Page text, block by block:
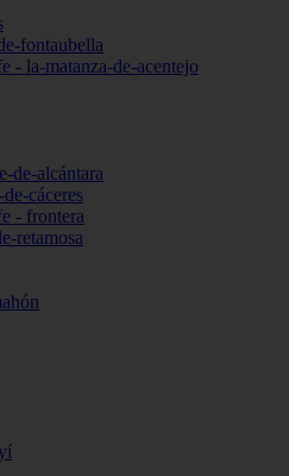
fontaubella
- la-matanza-de-acentejo
de-alcántara
cáceres
- frontera
retamosa